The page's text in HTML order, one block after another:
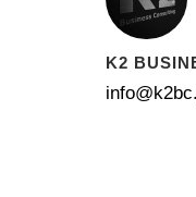
K2